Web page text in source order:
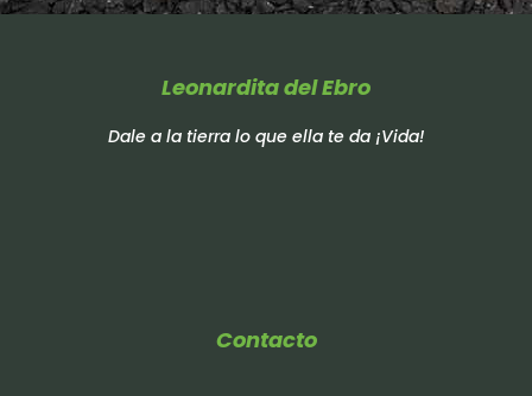
Leonardita del Ebro
Dale a la tierra lo que ella te da ¡Vida!
Contacto